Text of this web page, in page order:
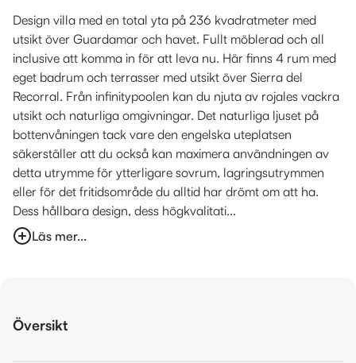
Design villa med en total yta på 236 kvadratmeter med
utsikt över Guardamar och havet. Fullt möblerad och all
inclusive att komma in för att leva nu. Här finns 4 rum med
eget badrum och terrasser med utsikt över Sierra del
Recorral. Från infinitypoolen kan du njuta av rojales vackra
utsikt och naturliga omgivningar. Det naturliga ljuset på
bottenvåningen tack vare den engelska uteplatsen
säkerställer att du också kan maximera användningen av
detta utrymme för ytterligare sovrum, lagringsutrymmen
eller för det fritidsområde du alltid har drömt om att ha.
Dess hållbara design, dess högkvalitati...
Läs mer...
Översikt